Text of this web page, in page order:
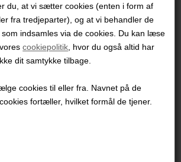
du, at vi sætter cookies (enten i form af
fra tredjeparter), og at vi behandler de
indsamles via de cookies. Du kan læse
cookiepolitik , hvor du også altid har
dit samtykke tilbage.
cookies til eller fra. Navnet på de
fortæller, hvilket formål de tjener.